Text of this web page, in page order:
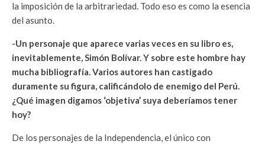
la imposición de la arbitrariedad. Todo eso es como la esencia
del asunto.
-Un personaje que aparece varias veces en su libro es,
inevitablemente, Simón Bolívar. Y sobre este hombre hay
mucha bibliografía. Varios autores han castigado
duramente su figura, calificándolo de enemigo del Perú.
¿Qué imagen digamos ‘objetiva’ suya deberíamos tener
hoy?
De los personajes de la Independencia, el único con